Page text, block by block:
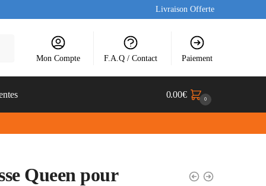
Livraison Offerte
Mon Compte F.A.Q / Contact Paiement
0.00€ 0
Queen pour